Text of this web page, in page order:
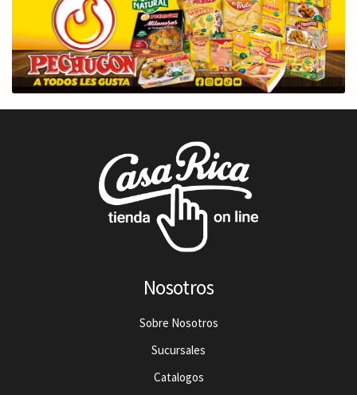
Nosotros
Sobre Nosotros
Sucursales
Catalogos